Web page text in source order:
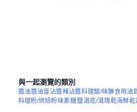
與一起瀏覽的類別
醬油醬油膏沾醬辣沾醬料理醋/味醂食用油
料理粉/烘焙粉味素糖鹽湯底/湯塊乾海鮮乾